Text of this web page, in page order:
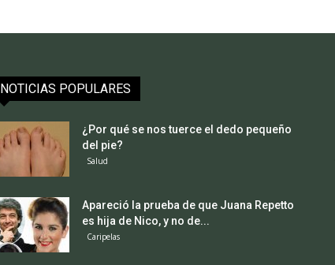
NOTICIAS POPULARES
¿Por qué se nos tuerce el dedo pequeño
del pie?
Salud
Apareció la prueba de que Juana Repetto
es hija de Nico, y no de...
Caripelas